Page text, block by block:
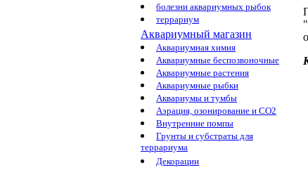
болезни аквариумных рыбок
террариум
Аквариумный магазин
Аквариумная химия
Аквариумные беспозвоночные
Аквариумные растения
Аквариумные рыбки
Аквариумы и тумбы
Аэрация, озонирование и CO2
Внутренние помпы
Грунты и субстраты для
террариума
Декорации